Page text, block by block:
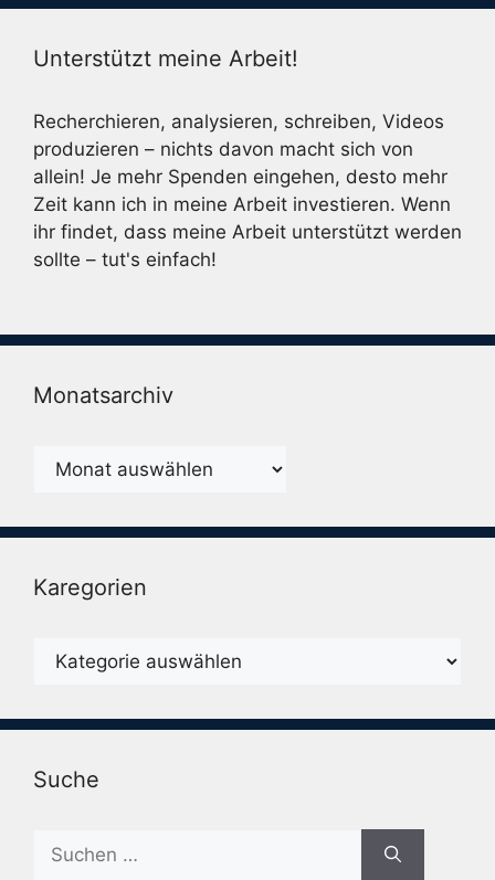
Unterstützt meine Arbeit!
Recherchieren, analysieren, schreiben, Videos
produzieren – nichts davon macht sich von
allein! Je mehr Spenden eingehen, desto mehr
Zeit kann ich in meine Arbeit investieren. Wenn
ihr findet, dass meine Arbeit unterstützt werden
sollte – tut's einfach!
Monatsarchiv
Monatsarchiv
Karegorien
Karegorien
Suche
Suche
nach: